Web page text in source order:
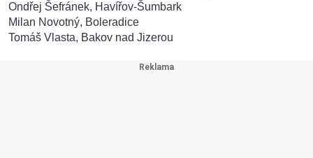
Ondřej Šefránek, Havířov-Šumbark
Milan Novotný, Boleradice
Tomáš Vlasta, Bakov nad Jizerou